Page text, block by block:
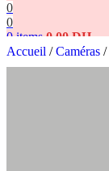
0
0
0items 0,00DH
Accueil / Caméras /